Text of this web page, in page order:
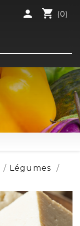
shopping_cart (0)
person
Légumes